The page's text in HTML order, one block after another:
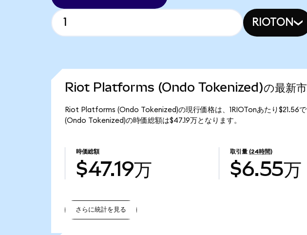
RIOTON
Riot Platforms (Ondo Tokenized)の最新市
Riot Platforms (Ondo Tokenized)の現行価格は、1RIOTonあたり$21.56
(Ondo Tokenized)の時価総額は$47.19万となります。
時価総額
$47.19万
取引量 (24時間)
$6.55万
さらに統計を見る